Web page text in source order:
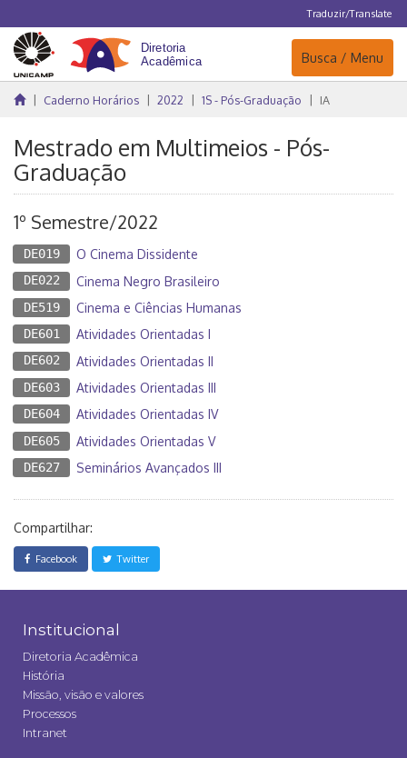
Traduzir/Translate
Navegação
Busca / Menu
Caderno Horários 2022 1S - Pós-Graduação IA
Mestrado em Multimeios - Pós-
Graduação
1º Semestre/2022
DE019 O Cinema Dissidente
DE022 Cinema Negro Brasileiro
DE519 Cinema e Ciências Humanas
DE601 Atividades Orientadas I
DE602 Atividades Orientadas II
DE603 Atividades Orientadas III
DE604 Atividades Orientadas IV
DE605 Atividades Orientadas V
DE627 Seminários Avançados III
Compartilhar:
Facebook Twitter
Institucional
Diretoria Acadêmica
História
Missão, visão e valores
Processos
Intranet